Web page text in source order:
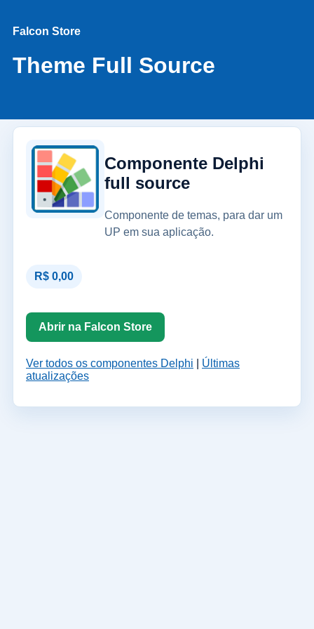
Falcon Store
Theme Full Source
Componente Delphi
full source
Componente de temas, para dar um
UP em sua aplicação.
R$ 0,00
Abrir na Falcon Store
Ver todos os componentes Delphi
Últimas
atualizações